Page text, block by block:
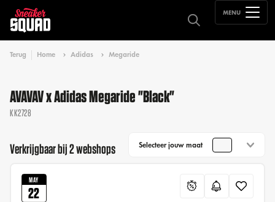
MENU
Terug Home Adidas Megaride
AVAVAV x Adidas Megaride "Black"
KK2728
Verkrijgbaar bij 2 webshops Selecteer jouw maat
MAY
22